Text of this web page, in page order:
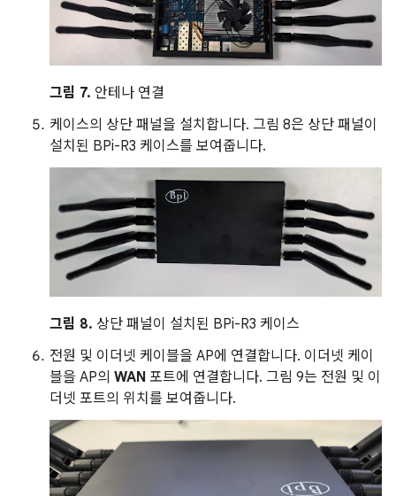
그림 7. 안테나 연결
케이스의 상단 패널을 설치합니다. 그림 8은 상단 패널이
설치된 BPi-R3 케이스를 보여줍니다.
그림 8. 상단 패널이 설치된 BPi-R3 케이스
전원 및 이더넷 케이블을 AP에 연결합니다. 이더넷 케이
블을 AP의 WAN 포트에 연결합니다. 그림 9는 전원 및 이
더넷 포트의 위치를 보여줍니다.